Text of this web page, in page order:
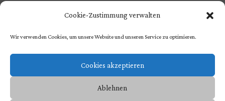
Cookie-Zustimmung verwalten
Wir verwenden Cookies, um unsere Website und unseren Service zu optimieren.
Cookies akzeptieren
Ablehnen